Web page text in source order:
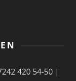
420 54-50 |